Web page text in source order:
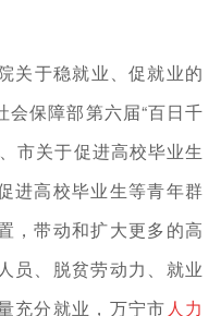
关于稳就业、促就业的
会保障部第六届“百日千
市关于促进高校毕业生
进高校毕业生等青年群
，带动和扩大更多的高
员、脱贫劳动力、就业
充分就业，万宁市人力